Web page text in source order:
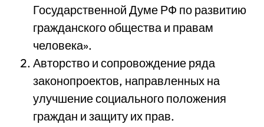
Государственной Думе РФ по развитию
гражданского общества и правам
человека».
Авторство и сопровождение ряда
законопроектов, направленных на
улучшение социального положения
граждан и защиту их прав.